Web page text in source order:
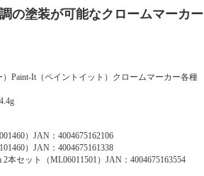
の塗装が可能なクロームマーカー
）Paint-It（ペイントイット）クロームマーカー各種
）JAN：4004675162106
）JAN：4004675161338
2本セット（ML06011501）JAN：4004675163554